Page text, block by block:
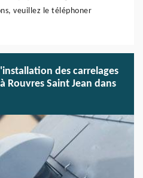
veuillez le téléphoner
des carrelages
Rouvres Saint Jean dans